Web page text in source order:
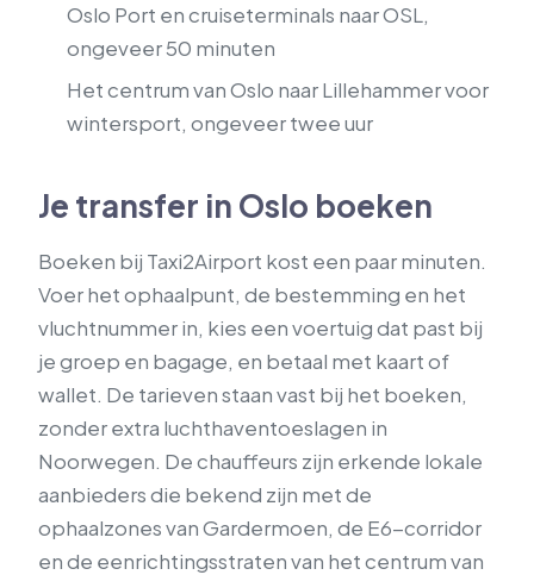
Oslo Port en cruiseterminals naar OSL,
ongeveer 50 minuten
Het centrum van Oslo naar Lillehammer voor
wintersport, ongeveer twee uur
Je transfer in Oslo boeken
Boeken bij Taxi2Airport kost een paar minuten.
Voer het ophaalpunt, de bestemming en het
vluchtnummer in, kies een voertuig dat past bij
je groep en bagage, en betaal met kaart of
wallet. De tarieven staan vast bij het boeken,
zonder extra luchthaventoeslagen in
Noorwegen. De chauffeurs zijn erkende lokale
aanbieders die bekend zijn met de
ophaalzones van Gardermoen, de E6-corridor
en de eenrichtingsstraten van het centrum van